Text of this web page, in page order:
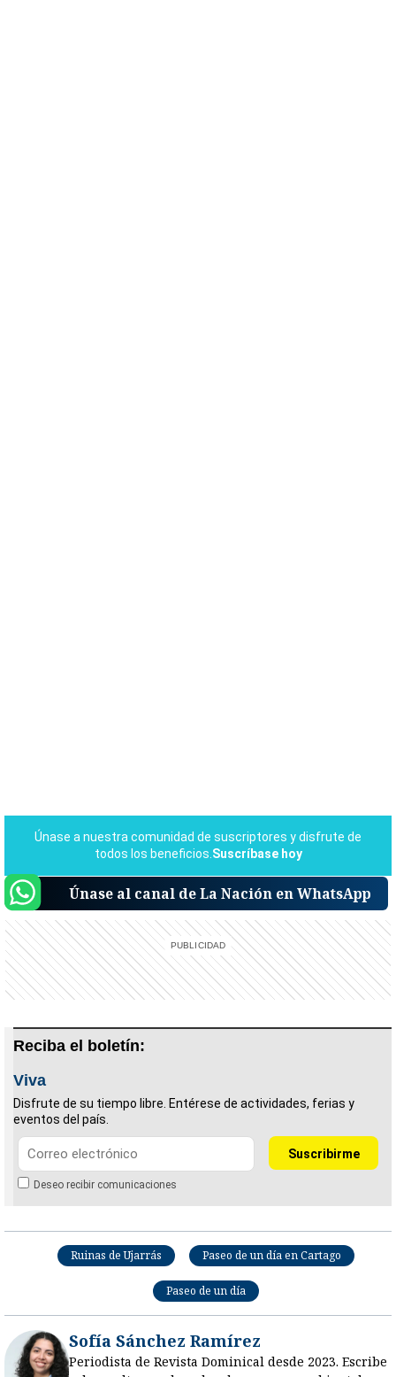
Únase al canal de La Nación en WhatsApp
Reciba el boletín:
Viva
Disfrute de su tiempo libre. Entérese de actividades, ferias y
eventos del país.
Deseo recibir comunicaciones
Ruinas de Ujarrás Paseo de un día en Cartago
Paseo de un día
Sofía Sánchez Ramírez
Periodista de Revista Dominical desde 2023. Escribe